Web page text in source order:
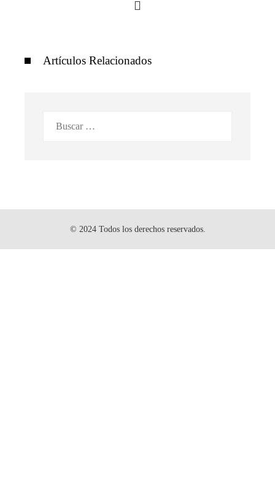
Artículos Relacionados
© 2024 Todos los derechos reservados.